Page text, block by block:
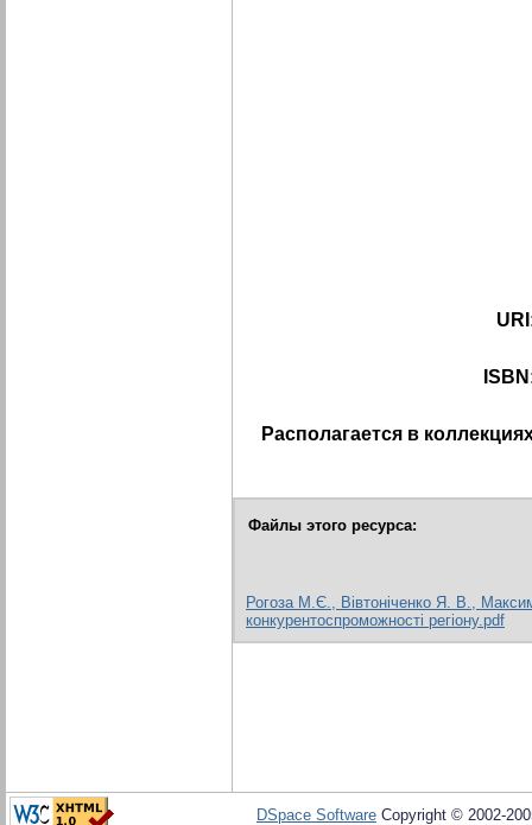
Располагается в
Файлы этого ресурса:
Рогоза М.Є., Вівтоніченко Я. В.,
конкурентоспроможності регіону.pdf
DSpace Software Copyright © 2002-